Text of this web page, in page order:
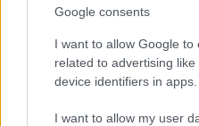
Google consents
I want to allow Google to
related to advertising
device identifiers in apps.
I want to allow my user
personal